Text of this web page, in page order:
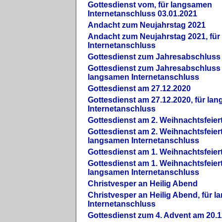
Gottesdienst vom, für langsamen
Internetanschluss 03.01.2021
Andacht zum Neujahrstag 2021
Andacht zum Neujahrstag 2021,
Internetanschluss
Gottesdienst zum Jahresabschluss
Gottesdienst zum Jahresabschluss
langsamen Internetanschluss
Gottesdienst am 27.12.2020
Gottesdienst am 27.12.2020, für
Internetanschluss
Gottesdienst am 2.
Gottesdienst am 2.
langsamen Internetanschluss
Gottesdienst am 1.
Gottesdienst am 1.
langsamen Internetanschluss
Christvesper an Heilig Abend
Christvesper an Heilig Abend, für
Internetanschluss
Gottesdienst zum 4. Advent am